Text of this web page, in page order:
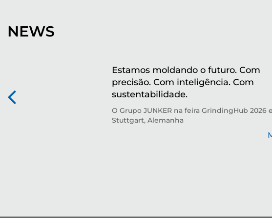
NEWS
Estamos moldando o futuro. Com
precisão. Com inteligência. Com
sustentabilidade.
O Grupo JUNKER na feira GrindingHub 2026
Stuttgart, Alemanha